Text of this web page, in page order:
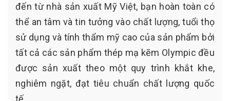
đến từ nhà sản xuất Mỹ Việt, bạn hoàn toàn có
thể an tâm và tin tưởng vào chất lượng, tuổi thọ
sử dụng và tính thẩm mỹ cao của sản phẩm bởi
tất cả các sản phẩm thép mạ kẽm Olympic đều
được sản xuất theo một quy trình khắt khe,
nghiêm ngặt, đạt tiêu chuẩn chất lượng quốc
tế.